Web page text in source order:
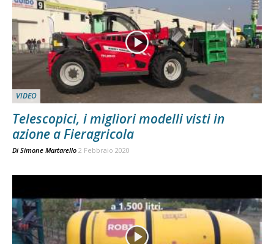
VIDEO
Telescopici, i migliori modelli visti in
azione a Fieragricola
Di Simone Martarello 2 Febbraio 2020